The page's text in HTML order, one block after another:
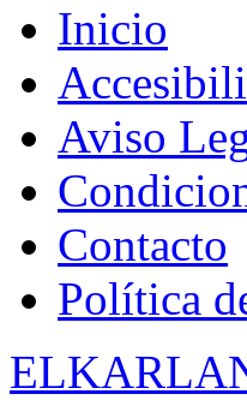
Inicio
Aviso
Contacto
Política